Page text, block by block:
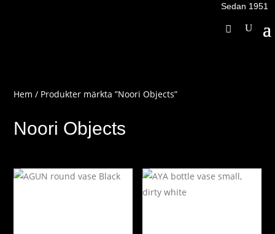
Sedan 1951
Hem / Produkter märkta ”Noori Objects”
Noori Objects